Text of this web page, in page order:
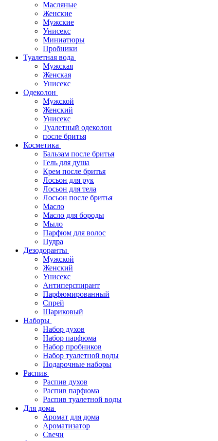
Масляные
Женские
Мужские
Унисекс
Миниатюры
Пробники
Туалетная вода
Мужская
Женская
Унисекс
Одеколон
Мужской
Женский
Унисекс
Туалетный одеколон
после бритья
Косметика
Бальзам после бритья
Гель для душа
Крем после бритья
Лосьон для рук
Лосьон для тела
Лосьон после бритья
Масло
Масло для бороды
Мыло
Парфюм для волос
Пудра
Дезодоранты
Мужской
Женский
Унисекс
Антиперспирант
Парфюмированный
Спрей
Шариковый
Наборы
Набор духов
Набор парфюма
Набор пробников
Набор туалетной воды
Подарочные наборы
Распив
Распив духов
Распив парфюма
Распив туалетной воды
Для дома
Аромат для дома
Ароматизатор
Свечи